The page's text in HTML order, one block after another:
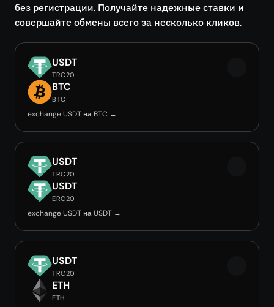
без регистрации. Получайте надежные ставки и
совершайте обмены всего за несколько кликов.
USDT
TRC20
BTC
BTC
exchange USDT на BTC →
USDT
TRC20
USDT
ERC20
exchange USDT на USDT →
USDT
TRC20
ETH
ETH